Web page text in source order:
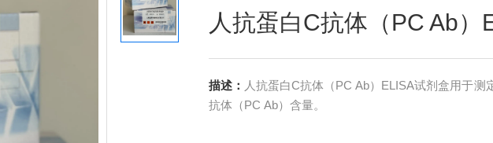
人抗蛋白C抗体（PC Ab）
描述： 人抗蛋白C抗体（PC Ab）ELISA试剂盒用于
抗体（PC Ab）含量。